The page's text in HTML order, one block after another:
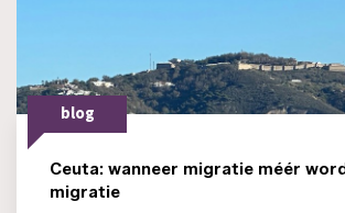
blog
Ceuta: wanneer migratie méér
migratie